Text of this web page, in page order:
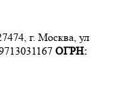
г. Москва, ул
ОГРН: